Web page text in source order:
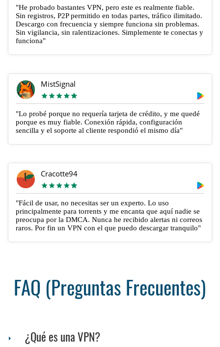
"He probado bastantes VPN, pero este es realmente fiable.
Sin registros, P2P permitido en todas partes, tráfico ilimitado.
Descargo con frecuencia y siempre funciona sin problemas.
Sin vigilancia, sin ralentizaciones. Simplemente te conectas y
funciona"
MistSignal
"Lo probé porque no requería tarjeta de crédito, y me quedé
porque es muy fiable. Conexión rápida, configuración
sencilla y el soporte al cliente respondió el mismo día"
Cracotte94
"Fácil de usar, no necesitas ser un experto. Lo uso
principalmente para torrents y me encanta que aquí nadie se
preocupa por la DMCA. Nunca he recibido alertas ni correos
raros. Por fin un VPN con el que puedo descargar tranquilo"
FAQ (Preguntas Frecuentes)
¿Qué es una VPN?